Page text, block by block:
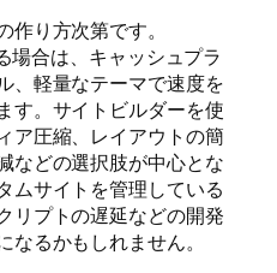
り方次第です。
場合は、キャッシュプラ
、軽量なテーマで速度を
す。サイトビルダーを使
ア圧縮、レイアウトの簡
などの選択肢が中心とな
ムサイトを管理している
リプトの遅延などの開発
るかもしれません。